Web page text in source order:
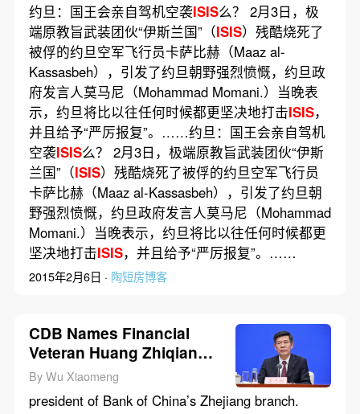
约旦：国王会亲自驾机空袭ISIS么？ 2月3日，极
端原教旨武装团伙“伊斯兰国”（ISIS）残酷烧死了
被俘的约旦空军飞行员卡萨比赫（Maaz al-
Kassasbeh），引发了约旦朝野强烈愤慨，约旦政
府发言人莫马尼（Mohammad Momani.）当晚表
示，约旦将比以往任何时候都更坚决地打击ISIS，
并且给予“严厉报复”。……约旦：国王会亲自驾机
空袭ISIS么？ 2月3日，极端原教旨武装团伙“伊斯
兰国”（ISIS）残酷烧死了被俘的约旦空军飞行员
卡萨比赫（Maaz al-Kassasbeh），引发了约旦朝
野强烈愤慨，约旦政府发言人莫马尼（Mohammad
Momani.）当晚表示，约旦将比以往任何时候都更
坚决地打击ISIS，并且给予“严厉报复”。……
2015年2月6日 · 陶短房博客
CDB Names Financial
Veteran Huang Zhiqiang
Deputy Party Chief
By Wu Xiaomeng
president of Bank of China’s Zhejiang branch.